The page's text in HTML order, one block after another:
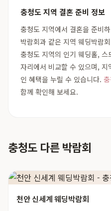
충청도 지역 결혼 준비 정보
충청도 지역에서 결혼을 준비
박람회과 같은 지역 웨딩박람
충청도 지역의 인기 웨딩홀,
자리에서 비교할 수 있으며,
인 혜택을 누릴 수 있습니다.
함께 확인해 보세요.
충청도 다른 박람회
천안 신세계 웨딩박람회